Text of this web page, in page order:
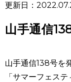
更新日：
山手通信
山手通信138号を
「サマーフェス